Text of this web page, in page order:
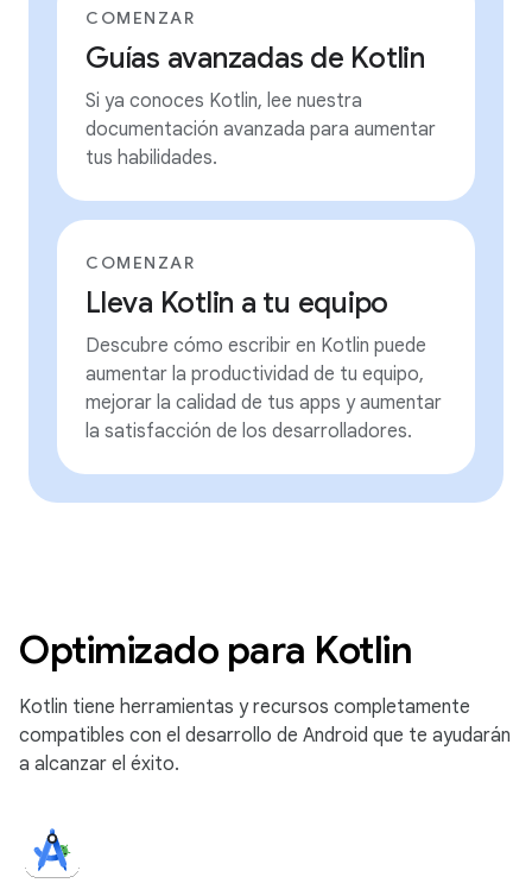
COMENZAR
Guías avanzadas de Kotlin
Si ya conoces Kotlin, lee nuestra
documentación avanzada para aumentar
tus habilidades.
COMENZAR
Lleva Kotlin a tu equipo
Descubre cómo escribir en Kotlin puede
aumentar la productividad de tu equipo,
mejorar la calidad de tus apps y aumentar
la satisfacción de los desarrolladores.
Optimizado para Kotlin
Kotlin tiene herramientas y recursos completamente
compatibles con el desarrollo de Android que te ayudarán
a alcanzar el éxito.